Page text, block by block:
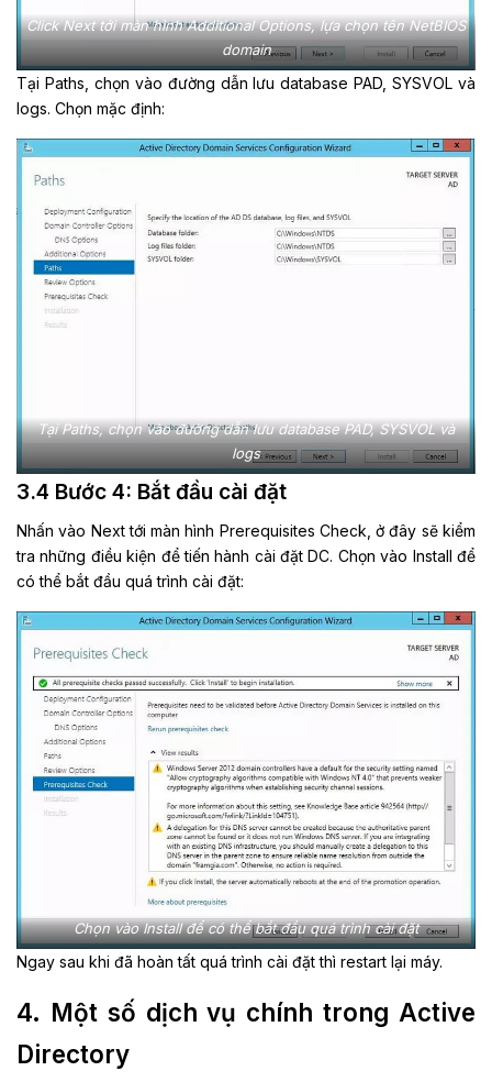
Click Next tới màn hình Additional Options, lựa chọn tên NetBIOS
domain
Tại Paths, chọn vào đường dẫn lưu database PAD, SYSVOL và
logs. Chọn mặc định:
Tại Paths, chọn vào đường dẫn lưu database PAD, SYSVOL và
logs
3.4 Bước 4: Bắt đầu cài đặt
Nhấn vào Next tới màn hình Prerequisites Check, ở đây sẽ kiểm
tra những điều kiện để tiến hành cài đặt DC. Chọn vào Install để
có thể bắt đầu quá trình cài đặt:
Chọn vào Install để có thể bắt đầu quá trình cài đặt
Ngay sau khi đã hoàn tất quá trình cài đặt thì restart lại máy.
4. Một số dịch vụ chính trong Active
Directory